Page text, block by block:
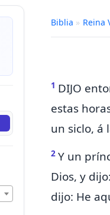
Biblia » Reina
1 DIJO
estas
un siclo, á
2 Y un
Dios, y
dijo: He